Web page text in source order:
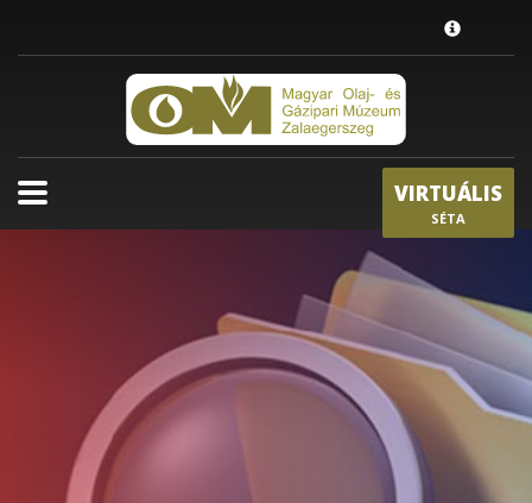
Magyar nyelvű tárlatvezetés: 4000,- Ft.
Diákok csoportja részére: 3000,- Ft.
3 Család részére: 3000,- Ft.
Belépődíj: a Göcseji Falumúzeumba váltott belépőjegyek
Hétfő kivételével
VIRTUÁLIS
SÉTA